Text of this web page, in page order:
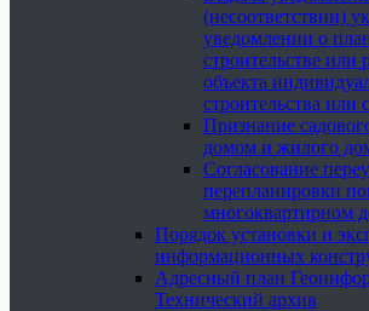
(несоответствии)
уведомлении о
строительстве или
объекта
строительства или
Признание
домом и жилого
Согласование
перепланировки
многоквартирном
Порядок установки и
информационных
Адресный план
Технический архив